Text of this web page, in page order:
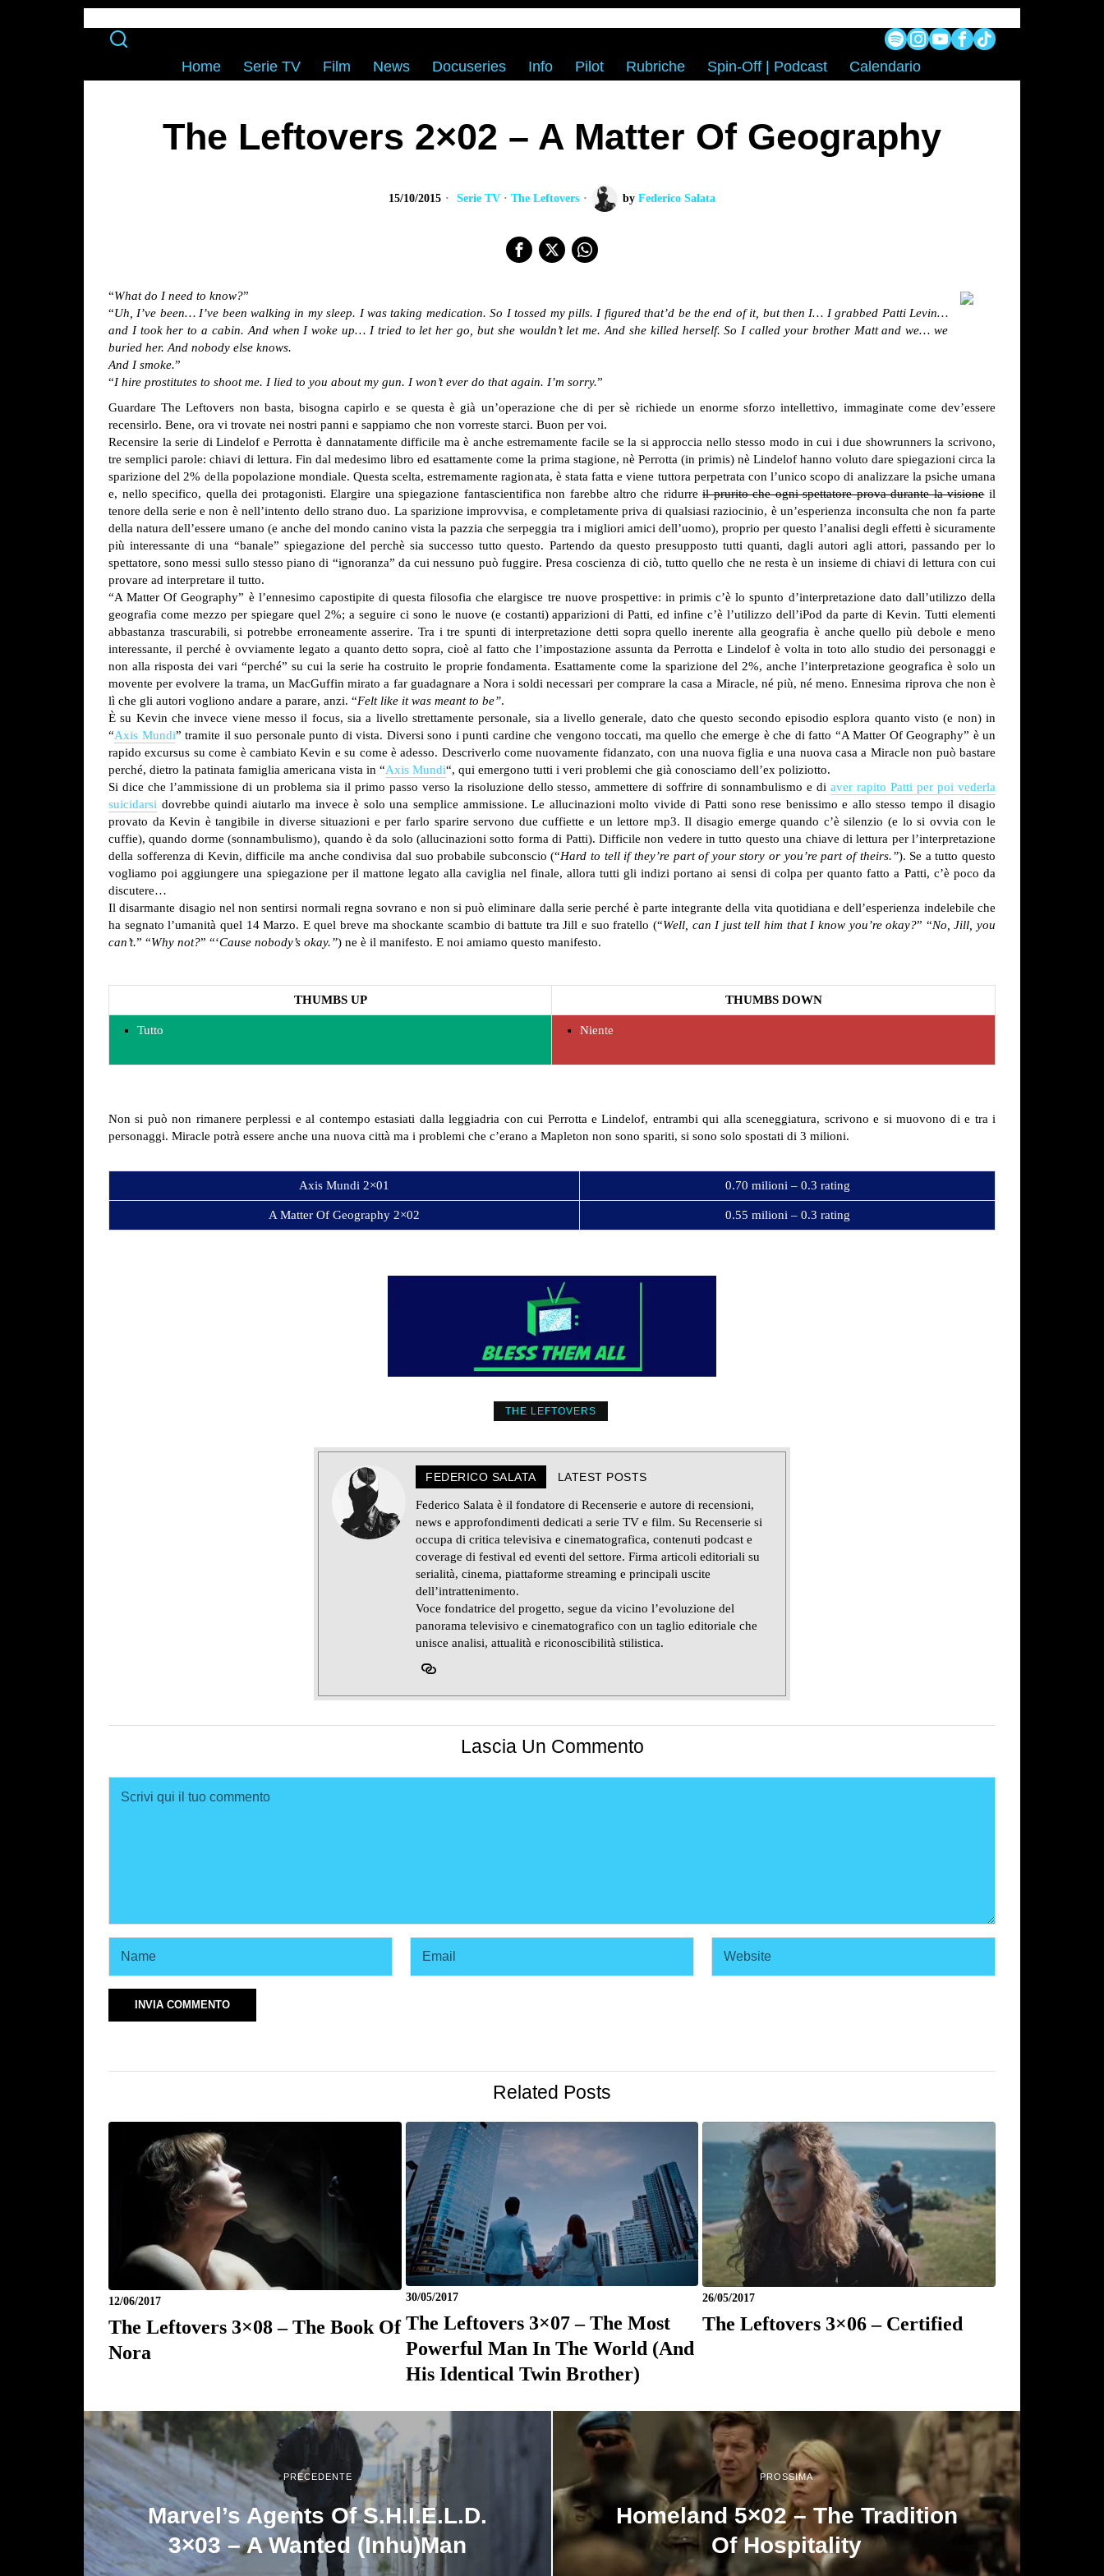
Home Serie TV Film News Docuseries Info Pilot Rubriche Spin-Off | Podcast Calendario
The Leftovers 2×02 – A Matter Of Geography
15/10/2015 Serie TV · The Leftovers by Federico Salata
“What do I need to know?”
“Uh, I’ve been… I’ve been walking in my sleep. I was taking medication. So I tossed my pills. I figured that’d be the end of it, but then I… I grabbed Patti Levin…
and I took her to a cabin. And when I woke up… I tried to let her go, but she wouldn’t let me. And she killed herself. So I called your brother Matt and we… we
buried her. And nobody else knows.
And I smoke.”
“I hire prostitutes to shoot me. I lied to you about my gun. I won’t ever do that again. I’m sorry.”
Guardare The Leftovers non basta, bisogna capirlo e se questa è già un’operazione che di per sè richiede un enorme sforzo intellettivo, immaginate come dev’essere
recensirlo. Bene, ora vi trovate nei nostri panni e sappiamo che non vorreste starci. Buon per voi.
Recensire la serie di Lindelof e Perrotta è dannatamente difficile ma è anche estremamente facile se la si approccia nello stesso modo in cui i due showrunners la scrivono,
tre semplici parole: chiavi di lettura. Fin dal medesimo libro ed esattamente come la prima stagione, nè Perrotta (in primis) nè Lindelof hanno voluto dare spiegazioni circa la
sparizione del 2% della popolazione mondiale. Questa scelta, estremamente ragionata, è stata fatta e viene tuttora perpetrata con l’unico scopo di analizzare la psiche umana
e, nello specifico, quella dei protagonisti. Elargire una spiegazione fantascientifica non farebbe altro che ridurreil prurito che ogni spettatore prova durante la visioneil
tenore della serie e non è nell’intento dello strano duo. La sparizione improvvisa, e completamente priva di qualsiasi raziocinio, è un’esperienza inconsulta che non fa parte
della natura dell’essere umano (e anche del mondo canino vista la pazzia che serpeggia tra i migliori amici dell’uomo), proprio per questo l’analisi degli effetti è sicuramente
più interessante di una “banale” spiegazione del perchè sia successo tutto questo. Partendo da questo presupposto tutti quanti, dagli autori agli attori, passando per lo
spettatore, sono messi sullo stesso piano di “ignoranza” da cui nessuno può fuggire. Presa coscienza di ciò, tutto quello che ne resta è un insieme di chiavi di lettura con cui
provare ad interpretare il tutto.
“A Matter Of Geography” è l’ennesimo capostipite di questa filosofia che elargisce tre nuove prospettive: in primis c’è lo spunto d’interpretazione dato dall’utilizzo della
geografia come mezzo per spiegare quel 2%; a seguire ci sono le nuove (e costanti) apparizioni di Patti, ed infine c’è l’utilizzo dell’iPod da parte di Kevin. Tutti elementi
abbastanza trascurabili, si potrebbe erroneamente asserire. Tra i tre spunti di interpretazione detti sopra quello inerente alla geografia è anche quello più debole e meno
interessante, il perché è ovviamente legato a quanto detto sopra, cioè al fatto che l’impostazione assunta da Perrotta e Lindelof è volta in toto allo studio dei personaggi e
non alla risposta dei vari “perché” su cui la serie ha costruito le proprie fondamenta. Esattamente come la sparizione del 2%, anche l’interpretazione geografica è solo un
movente per evolvere la trama, un MacGuffin mirato a far guadagnare a Nora i soldi necessari per comprare la casa a Miracle, né più, né meno. Ennesima riprova che non è
lì che gli autori vogliono andare a parare, anzi. “Felt like it was meant to be”.
È su Kevin che invece viene messo il focus, sia a livello strettamente personale, sia a livello generale, dato che questo secondo episodio esplora quanto visto (e non) in
“Axis Mundi” tramite il suo personale punto di vista. Diversi sono i punti cardine che vengono toccati, ma quello che emerge è che di fatto “A Matter Of Geography” è un
rapido excursus su come è cambiato Kevin e su come è adesso. Descriverlo come nuovamente fidanzato, con una nuova figlia e una nuova casa a Miracle non può bastare
perché, dietro la patinata famiglia americana vista in “Axis Mundi“, qui emergono tutti i veri problemi che già conosciamo dell’ex poliziotto.
Si dice che l’ammissione di un problema sia il primo passo verso la risoluzione dello stesso, ammettere di soffrire di sonnambulismo e diaver rapito Patti per poi vederla
suicidarsi dovrebbe quindi aiutarlo ma invece è solo una semplice ammissione. Le allucinazioni molto vivide di Patti sono rese benissimo e allo stesso tempo il disagio
provato da Kevin è tangibile in diverse situazioni e per farlo sparire servono due cuffiette e un lettore mp3. Il disagio emerge quando c’è silenzio (e lo si ovvia con le
cuffie), quando dorme (sonnambulismo), quando è da solo (allucinazioni sotto forma di Patti). Difficile non vedere in tutto questo una chiave di lettura per l’interpretazione
della sofferenza di Kevin, difficile ma anche condivisa dal suo probabile subconscio (“Hard to tell if they’re part of your story or you’re part of theirs.”). Se a tutto questo
vogliamo poi aggiungere una spiegazione per il mattone legato alla caviglia nel finale, allora tutti gli indizi portano ai sensi di colpa per quanto fatto a Patti, c’è poco da
discutere…
Il disarmante disagio nel non sentirsi normali regna sovrano e non si può eliminare dalla serie perché è parte integrante della vita quotidiana e dell’esperienza indelebile che
ha segnato l’umanità quel 14 Marzo. E quel breve ma shockante scambio di battute tra Jill e suo fratello (“Well, can I just tell him that I know you’re okay?” “No, Jill, you
can’t.” “Why not?” “‘Cause nobody’s okay.”) ne è il manifesto. E noi amiamo questo manifesto.
THUMBS UP THUMBS DOWN
Tutto Niente
Non si può non rimanere perplessi e al contempo estasiati dalla leggiadria con cui Perrotta e Lindelof, entrambi qui alla sceneggiatura, scrivono e si muovono di e tra i
personaggi. Miracle potrà essere anche una nuova città ma i problemi che c’erano a Mapleton non sono spariti, si sono solo spostati di 3 milioni.
Axis Mundi 2×01 0.70 milioni – 0.3 rating
A Matter Of Geography 2×02 0.55 milioni – 0.3 rating
THE LEFTOVERS
FEDERICO SALATA LATEST POSTS
Federico Salata è il fondatore di Recenserie e autore di recensioni,
news e approfondimenti dedicati a serie TV e film. Su Recenserie si
occupa di critica televisiva e cinematografica, contenuti podcast e
coverage di festival ed eventi del settore. Firma articoli editoriali su
serialità, cinema, piattaforme streaming e principali uscite
dell’intrattenimento.
Voce fondatrice del progetto, segue da vicino l’evoluzione del
panorama televisivo e cinematografico con un taglio editoriale che
unisce analisi, attualità e riconoscibilità stilistica.
Lascia Un Commento
Related Posts
12/06/2017
The Leftovers 3×08 – The Book Of
Nora
30/05/2017
The Leftovers 3×07 – The Most
Powerful Man In The World (And
His Identical Twin Brother)
26/05/2017
The Leftovers 3×06 – Certified
PRECEDENTE
Marvel’s Agents Of S.H.I.E.L.D.
3×03 – A Wanted (Inhu)man
PROSSIMA
Homeland 5×02 – The Tradition
Of Hospitality